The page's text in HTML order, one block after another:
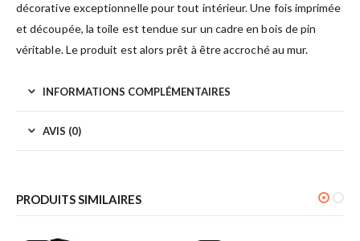
décorative exceptionnelle pour tout intérieur. Une fois imprimée
et découpée, la toile est tendue sur un cadre en bois de pin
véritable. Le produit est alors prêt à être accroché au mur.
INFORMATIONS COMPLÉMENTAIRES
AVIS (0)
PRODUITS SIMILAIRES